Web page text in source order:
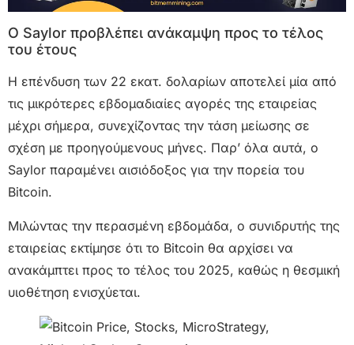
Ο Saylor προβλέπει ανάκαμψη προς το τέλος
του έτους
Η επένδυση των 22 εκατ. δολαρίων αποτελεί μία από
τις μικρότερες εβδομαδιαίες αγορές της εταιρείας
μέχρι σήμερα, συνεχίζοντας την τάση μείωσης σε
σχέση με προηγούμενους μήνες. Παρ’ όλα αυτά, ο
Saylor παραμένει αισιόδοξος για την πορεία του
Bitcoin.
Μιλώντας την περασμένη εβδομάδα, ο συνιδρυτής της
εταιρείας εκτίμησε ότι το Bitcoin θα αρχίσει να
ανακάμπτει προς το τέλος του 2025, καθώς η θεσμική
υιοθέτηση ενισχύεται.